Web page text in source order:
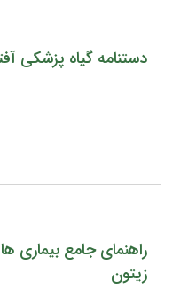
دستنامه گیاه پزشکی
راهنمای جامع بیماری
زیتون